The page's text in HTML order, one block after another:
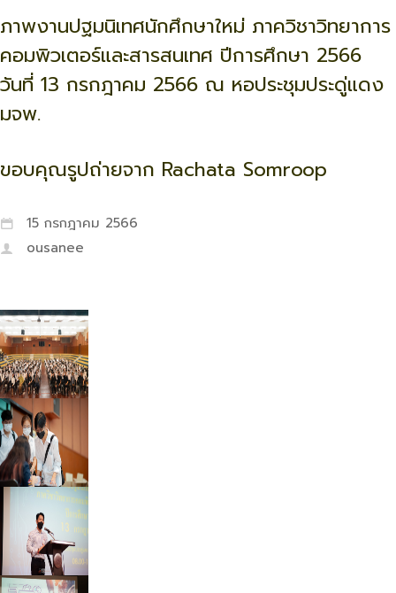
ภาพงานปฐมนิเทศนักศึกษาใหม่ ภาควิชาวิทยาการ
คอมพิวเตอร์และสารสนเทศ ปีการศึกษา 2566
วันที่ 13 กรกฎาคม 2566 ณ หอประชุมประดู่แดง
มจพ.
ขอบคุณรูปถ่ายจาก Rachata Somroop
15 กรกฎาคม 2566
ousanee